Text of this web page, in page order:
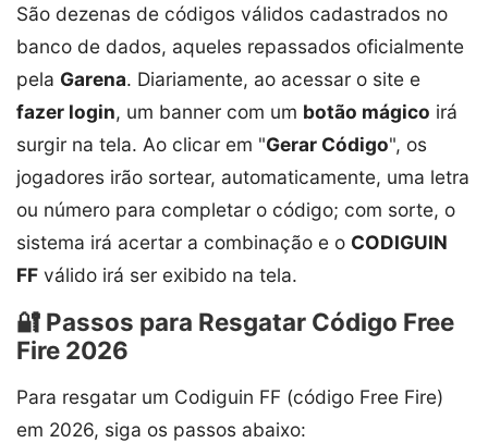
São dezenas de códigos válidos cadastrados no
banco de dados, aqueles repassados oficialmente
pela Garena. Diariamente, ao acessar o site e
fazer login, um banner com um botão mágico irá
surgir na tela. Ao clicar em "Gerar Código", os
jogadores irão sortear, automaticamente, uma letra
ou número para completar o código; com sorte, o
sistema irá acertar a combinação e o CODIGUIN
FF válido irá ser exibido na tela.
🔐 Passos para Resgatar Código Free
Fire 2026
Para resgatar um Codiguin FF (código Free Fire)
em 2026, siga os passos abaixo: